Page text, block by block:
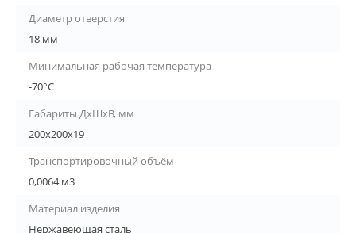
Диаметр отверстия
18 мм
Минимальная рабочая температура
-70°С
Габариты ДхШхВ, мм
200х200х19
Транспортировочный объём
0,0064 м3
Материал изделия
Нержавеющая сталь